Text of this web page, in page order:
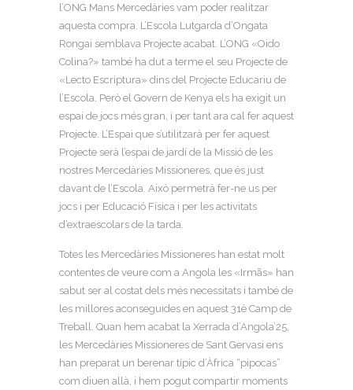
l’ONG Mans Mercedàries vam poder realitzar
aquesta compra. L’Escola Lutgarda d’Ongata
Rongai semblava Projecte acabat. L’ONG «Oido
Colina?» també ha dut a terme el seu Projecte de
«Lecto Escriptura» dins del Projecte Educariu de
l’Escola. Però el Govern de Kenya els ha exigit un
espai de jocs més gran, i per tant ara cal fer aquest
Projecte. L’Espai que s’utilitzarà per fer aquest
Projecte serà l’espai de jardí de la Missió de les
nostres Mercedàries Missioneres, que és just
davant de l’Escola. Això permetrà fer-ne us per
jocs i per Educació Física i per les activitats
d’extraescolars de la tarda.
Totes les Mercedàries Missioneres han estat molt
contentes de veure com a Angola les «Irmãs» han
sabut ser al costat dels més necessitats i també de
les millores aconseguides en aquest 31è Camp de
Treball. Quan hem acabat la Xerrada d’Angola’25,
les Mercedàries Missioneres de Sant Gervasi ens
han preparat un berenar típic d’Àfrica “pipocas”
com diuen allà, i hem pogut compartir moments